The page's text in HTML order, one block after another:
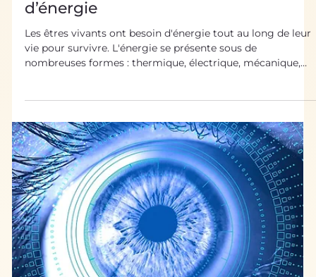
1 avr. 2022
Biomimétisme dans tous ses états
Biomimétisme et production
d’énergie
Les êtres vivants ont besoin d'énergie tout au long de leur